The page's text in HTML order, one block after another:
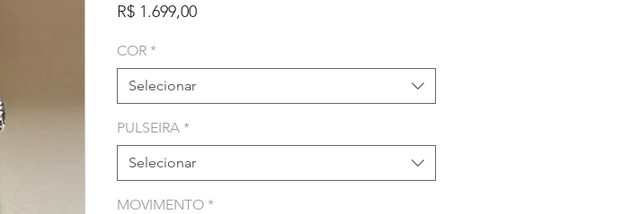
R$ 1.699,00Preço
COR *
Selecionar
PULSEIRA *
Selecionar
MOVIMENTO *